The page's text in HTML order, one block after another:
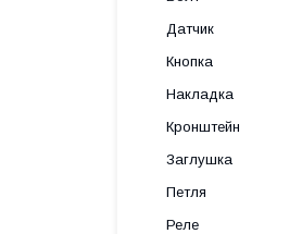
Датчик
Кнопка
Накладка
Кронштейн
Заглушка
Петля
Реле